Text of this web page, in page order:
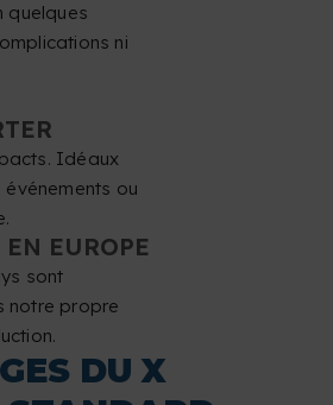
150 dpi.
: PDF à l'échelle 1:1 sans mot de
doivent être incorporées ou
: 60 pt.
minimale : 5,6 points 2 mm.
quelques
ni
Idéaux
ou
EUROPE
sont
notre propre
DU X